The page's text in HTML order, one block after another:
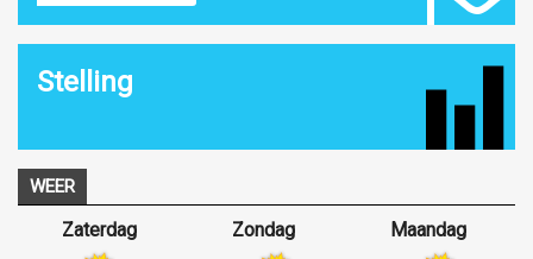
Stelling
WEER
Zaterdag Zondag Maandag